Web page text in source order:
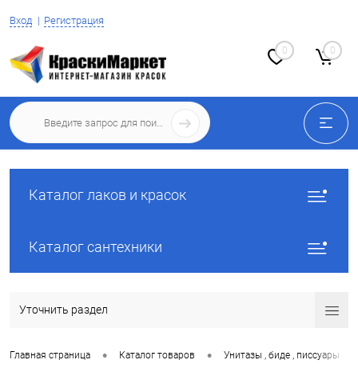
Вход Регистрация
0 0
Каталог лаков и красок
Каталог сантехники
Уточнить раздел
Главная страница • Каталог товаров • Унитазы , биде , писсуары